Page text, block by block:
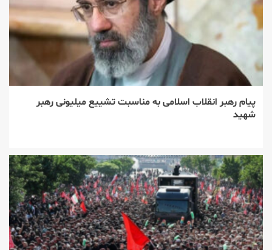
پیام رهبر انقلاب اسلامی به مناسبت تشییع میلیونی رهبر
شهید